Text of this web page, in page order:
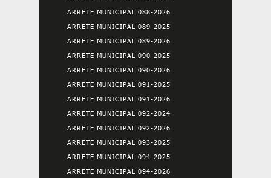
ARRETE MUNICIPAL 088-2026
ARRETE MUNICIPAL 089-2025
ARRETE MUNICIPAL 089-2026
ARRETE MUNICIPAL 090-2025
ARRETE MUNICIPAL 090-2026
ARRETE MUNICIPAL 091-2025
ARRETE MUNICIPAL 091-2026
ARRETE MUNICIPAL 092-2024
ARRETE MUNICIPAL 092-2026
ARRETE MUNICIPAL 093-2025
ARRETE MUNICIPAL 094-2025
ARRETE MUNICIPAL 094-2026